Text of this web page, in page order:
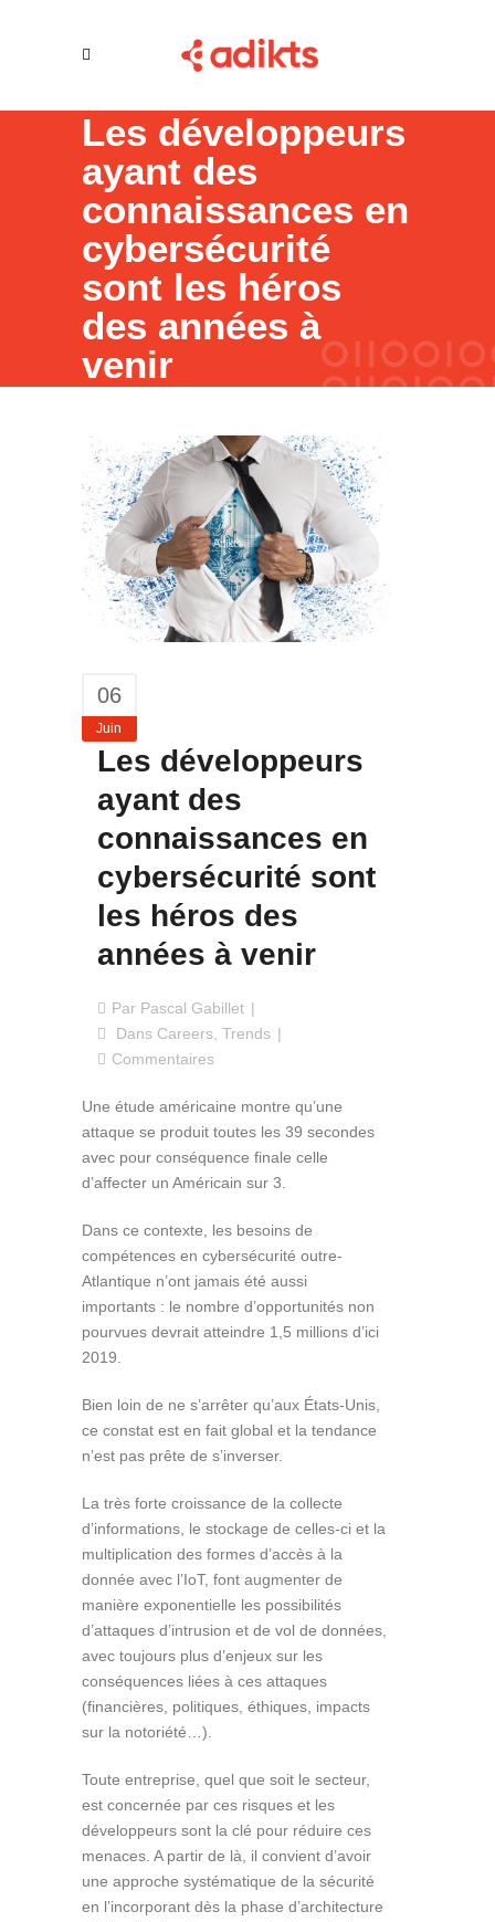
Les développeurs
ayant des
connaissances en
cybersécurité
sont les héros
des années à
venir
06
Juin
Les développeurs
ayant des
connaissances en
cybersécurité sont
les héros des
années à venir
Par Pascal Gabillet
Dans Careers Trends
Commentaires
Une étude américaine montre qu’une
attaque se produit toutes les 39 secondes
avec pour conséquence finale celle
d’affecter un Américain sur 3.
Dans ce contexte, les besoins de
compétences en cybersécurité outre-
Atlantique n’ont jamais été aussi
importants : le nombre d’opportunités non
pourvues devrait atteindre 1,5 millions d’ici
2019.
Bien loin de ne s’arrêter qu’aux États-Unis,
ce constat est en fait global et la tendance
n’est pas prête de s’inverser.
La très forte croissance de la collecte
d’informations, le stockage de celles-ci et la
multiplication des formes d’accès à la
donnée avec l’IoT, font augmenter de
manière exponentielle les possibilités
d’attaques d’intrusion et de vol de données,
avec toujours plus d’enjeux sur les
conséquences liées à ces attaques
(financières, politiques, éthiques, impacts
sur la notoriété…).
Toute entreprise, quel que soit le secteur,
est concernée par ces risques et les
développeurs sont la clé pour réduire ces
menaces. A partir de là, il convient d’avoir
une approche systématique de la sécurité
en l’incorporant dès la phase d’architecture